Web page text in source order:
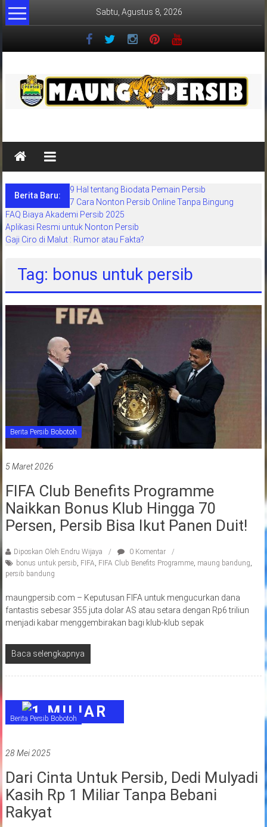
Lompat
ke
Sabtu, Agustus 8, 2026
Maung
Persib
situs
berita
khusus
sepakbola
jawa
barat
indonesia
Berita Baru:
9 Hal tentang Biodata Pemain Persib
7 Cara Nonton Persib Online Tanpa Bingung
FAQ Biaya Akademi Persib 2025
Aplikasi Resmi untuk Nonton Persib
Gaji Ciro di Malut : Rumor atau Fakta?
Tag: bonus untuk persib
Berita Persib Bobotoh
5 Maret 2026
FIFA Club Benefits Programme
Naikkan Bonus Klub Hingga 70
Persen, Persib Bisa Ikut Panen Duit!
Diposkan Oleh:Endru Wijaya
0 Komentar
bonus untuk persib FIFA FIFA Club Benefits Programme, maung bandung
persib bandung
maungpersib.com – Keputusan FIFA untuk mengucurkan dana
fantastis sebesar 355 juta dolar AS atau setara dengan Rp6 triliun
menjadi kabar menggembirakan bagi klub-klub sepak
Baca selengkapnya
Berita Persib Bobotoh
28 Mei 2025
Dari Cinta Untuk Persib, Dedi Mulyadi
Kasih Rp 1 Miliar Tanpa Bebani
Rakyat